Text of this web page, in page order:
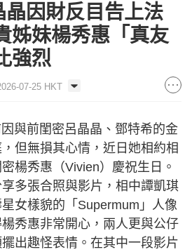
晶因財反目告上法
姊妹楊秀惠「真友
強烈
07-25 HKT
與前閨密呂晶晶、鄧特希的金
但無損其心情，近日她相約相
楊秀惠（Vivien）慶祝生日。
多張合照與影片，相中譚凱琪
女樣貌的「Supermum」人像
秀惠非常開心，兩人更與公仔
出趣怪表情。在其中一段影片